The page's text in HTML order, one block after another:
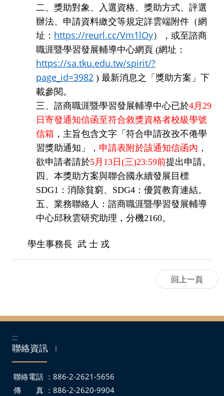
二、獎助對象、入選資格、獎助方式、評選
辦法、申請資料繳交等規定詳雲端附件（網
址： https://reurl.cc/Vm1lOy），或至諮商
職涯暨學習發展輔導中心網頁 (網址：
https://sa.tku.edu.tw/spirit/?
page_id=3982 ) 最新消息之「獎助方案」下
載參閱。
三、諮商職涯暨學習發展輔導中心已於4月 29
日寄發通知信函至符合敘獎資格者校級學號
信箱 ，主旨包含文字「符合申請孜孜不倦學
習獎助通知」， 申請表附於該通知信函內 ，
欲申請者請於5月 13 日 (三)23:59前提出申請。
四、本獎助方案與聯合國永續發展目標
SDG1 ：消除貧窮、 SDG4 ：優質教育連結。
五、業務聯絡人：諮商職涯暨學習發展輔導
中心邱秋雲研究助理，分機2160。
學生事務長 武 士 戎
:::
聯絡資訊 ｜
聯絡電話 ：886-2-2621-5656
傳 真 ：886-2-2620-9904